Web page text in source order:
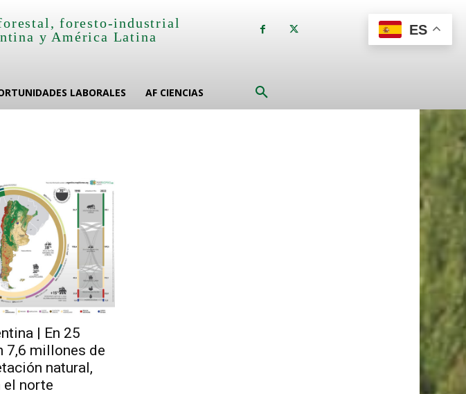
foresto-industrial
y América Latina
LABORALES AF CIENCIAS
| En 25
7,6 millones de
natural,
el norte
ES